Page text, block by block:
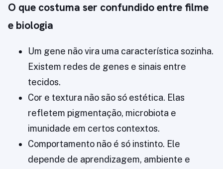
O que costuma ser confundido entre filme
e biologia
Um gene não vira uma característica sozinha.
Existem redes de genes e sinais entre
tecidos.
Cor e textura não são só estética. Elas
refletem pigmentação, microbiota e
imunidade em certos contextos.
Comportamento não é só instinto. Ele
depende de aprendizagem, ambiente e